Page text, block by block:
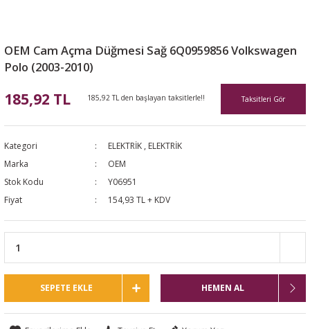
OEM Cam Açma Düğmesi Sağ 6Q0959856 Volkswagen
Polo (2003-2010)
185,92 TL 185,92 TL den başlayan taksitlerle!! Taksitleri Gör
Kategori ELEKTRİK , ELEKTRİK
Marka
OEM
Stok Kodu
Y06951
Fiyat
154,93 TL + KDV
SEPETE EKLE HEMEN AL